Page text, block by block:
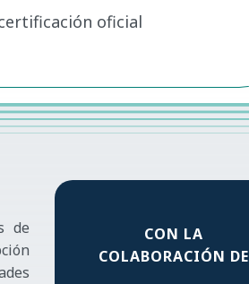
oficial
de
CON LA
COLABORACIÓN DE